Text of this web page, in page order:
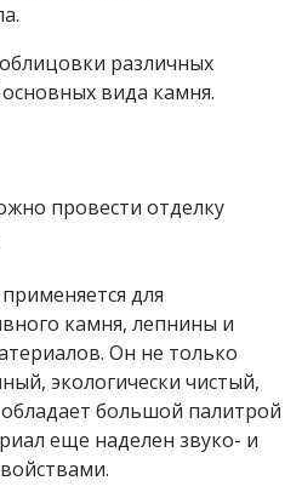
различных
вида камня.
провести отделку
для
камня, лепнины и
Он не только
экологически чистый,
большой палитрой
еще наделен звуко- и